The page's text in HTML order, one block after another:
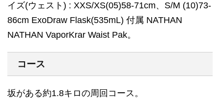
イズ(ウェスト) : XXS/XS(05)58-71cm、S/M (10)73-
86cm ExoDraw Flask(535mL) 付属 NATHAN
NATHAN VaporKrar Waist Pak。
コース
坂がある約1.8キロの周回コース。